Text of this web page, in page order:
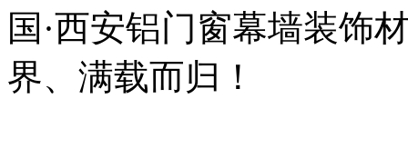
国·西安铝门窗幕墙装饰
界、满载而归！